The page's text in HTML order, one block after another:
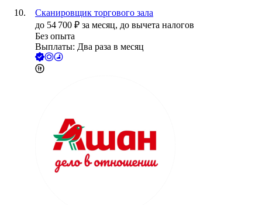
Сканировщик торгового зала
до 54 700 ₽ за месяц, до вычета налогов
Без опыта
Выплаты: Два раза в месяц